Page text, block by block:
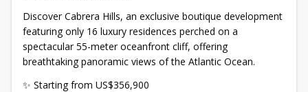
Discover Cabrera Hills, an exclusive boutique development
featuring only 16 luxury residences perched on a
spectacular 55-meter oceanfront cliff, offering
breathtaking panoramic views of the Atlantic Ocean.
✨ Starting from US$356,900